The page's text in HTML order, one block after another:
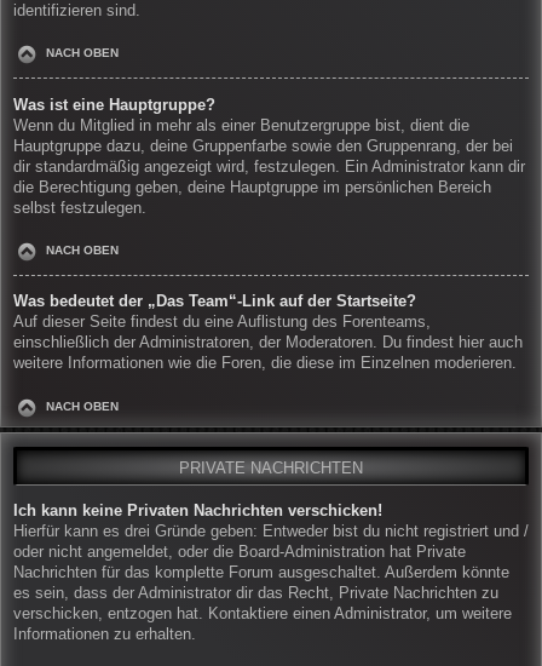
identifizieren sind.
NACH OBEN
Was ist eine Hauptgruppe?
Wenn du Mitglied in mehr als einer Benutzergruppe bist, dient die
Hauptgruppe dazu, deine Gruppenfarbe sowie den Gruppenrang, der bei
dir standardmäßig angezeigt wird, festzulegen. Ein Administrator kann dir
die Berechtigung geben, deine Hauptgruppe im persönlichen Bereich
selbst festzulegen.
NACH OBEN
Was bedeutet der „Das Team“-Link auf der Startseite?
Auf dieser Seite findest du eine Auflistung des Forenteams,
einschließlich der Administratoren, der Moderatoren. Du findest hier auch
weitere Informationen wie die Foren, die diese im Einzelnen moderieren.
NACH OBEN
PRIVATE NACHRICHTEN
Ich kann keine Privaten Nachrichten verschicken!
Hierfür kann es drei Gründe geben: Entweder bist du nicht registriert und /
oder nicht angemeldet, oder die Board-Administration hat Private
Nachrichten für das komplette Forum ausgeschaltet. Außerdem könnte
es sein, dass der Administrator dir das Recht, Private Nachrichten zu
verschicken, entzogen hat. Kontaktiere einen Administrator, um weitere
Informationen zu erhalten.